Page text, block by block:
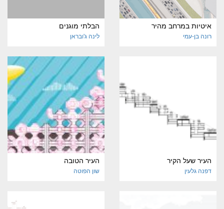
איטיות במרחב מהיר
רונה בן-עמי
הבלתי מוגנים
לינה ג'ובראן
העיר שעל הקיר
דפנה גלעין
העיר הטובה
שון הפוטה